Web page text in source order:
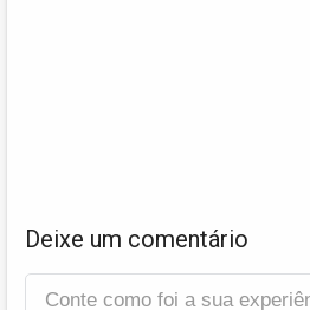
Deixe um comentário